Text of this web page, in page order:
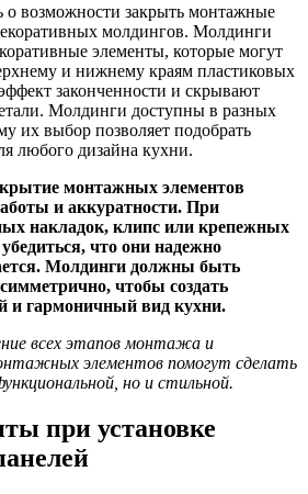
о возможности закрыть монтажные
молдингов. Молдинги
элементы, которые могут
и нижнему краям пластиковых
законченности и скрывают
Молдинги доступны в разных
их выбор позволяет подобрать
любого дизайна кухни.
монтажных элементов
и аккуратности. При
накладок, клипс или крепежных
что они надежно
Молдинги должны быть
чтобы создать
и гармоничный вид кухни.
всех этапов монтажа и
элементов помогут сделать
но и стильной.
при установке